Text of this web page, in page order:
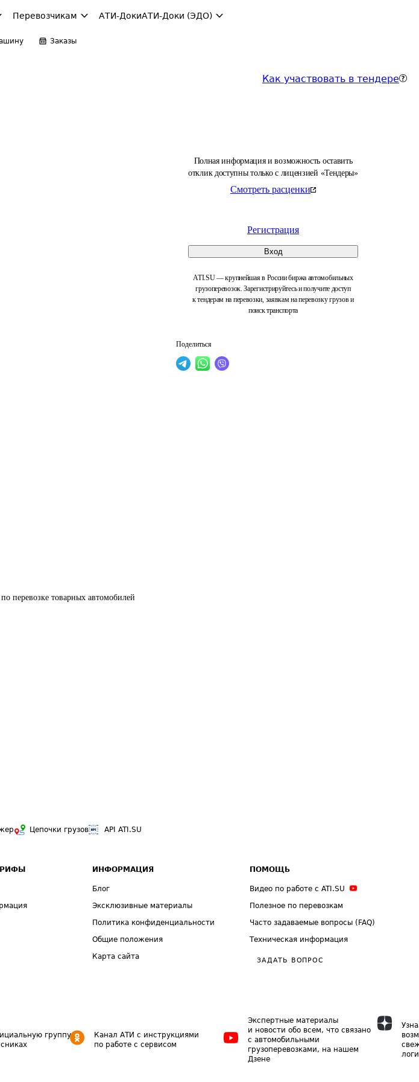
Перевозчикам АТИ-ДокиАТИ-Доки (ЭДО)
Заказы
Как участвовать в тендере
Полная информация и возможность оставить
отклик доступны только с лицензией «Тендеры»
Смотреть расценки
Регистрация
Вход
ATI.SU — крупнейшая в России биржа автомобильных
грузоперевозок. Зарегистрируйтесь и получите доступ
к тендерам на перевозки, заявкам на перевозку грузов и
поиск транспорта
Поделиться
перевозке товарных автомобилей
Цепочки грузов API ATI.SU
ИНФОРМАЦИЯ
Блог
Эксклюзивные материалы
Политика конфиденциальности
Общие положения
Карта сайта
ПОМОЩЬ
Видео по работе с ATI.SU
Полезное по перевозкам
Часто задаваемые вопросы (FAQ)
Техническая информация
ЗАДАТЬ ВОПРОС
группу
Канал АТИ с инструкциями
по работе с сервисом
Экспертные материалы
и новости обо всем, что связано
с автомобильными
грузоперевозками, на нашем
Дзене